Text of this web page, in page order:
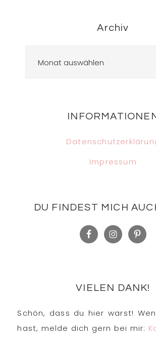
Archiv
Impressum
DU FINDEST MICH
VIELEN DANK!
Schön, dass du hier warst!
hast, melde dich gern bei mir: